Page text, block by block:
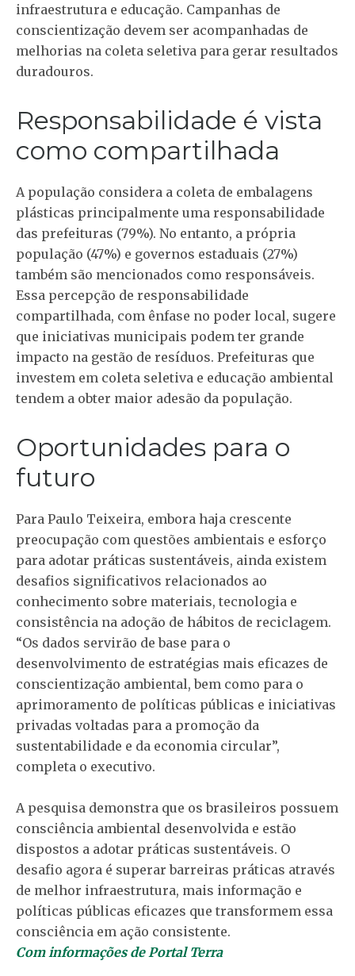
infraestrutura e educação. Campanhas de
conscientização devem ser acompanhadas de
melhorias na coleta seletiva para gerar resultados
duradouros.
Responsabilidade é vista
como compartilhada
A população considera a coleta de embalagens
plásticas principalmente uma responsabilidade
das prefeituras (79%). No entanto, a própria
população (47%) e governos estaduais (27%)
também são mencionados como responsáveis.
Essa percepção de responsabilidade
compartilhada, com ênfase no poder local, sugere
que iniciativas municipais podem ter grande
impacto na gestão de resíduos. Prefeituras que
investem em coleta seletiva e educação ambiental
tendem a obter maior adesão da população.
Oportunidades para o
futuro
Para Paulo Teixeira, embora haja crescente
preocupação com questões ambientais e esforço
para adotar práticas sustentáveis, ainda existem
desafios significativos relacionados ao
conhecimento sobre materiais, tecnologia e
consistência na adoção de hábitos de reciclagem.
“Os dados servirão de base para o
desenvolvimento de estratégias mais eficazes de
conscientização ambiental, bem como para o
aprimoramento de políticas públicas e iniciativas
privadas voltadas para a promoção da
sustentabilidade e da economia circular”,
completa o executivo.
A pesquisa demonstra que os brasileiros possuem
consciência ambiental desenvolvida e estão
dispostos a adotar práticas sustentáveis. O
desafio agora é superar barreiras práticas através
de melhor infraestrutura, mais informação e
políticas públicas eficazes que transformem essa
consciência em ação consistente.
Com informações de Portal Terra